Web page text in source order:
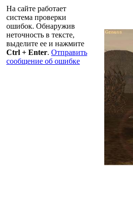
На сайте работает
система проверки
ошибок. Обнаружив
неточность в тексте,
выделите ее и нажмите
Ctrl + Enter. Отправить
сообщение об ошибке